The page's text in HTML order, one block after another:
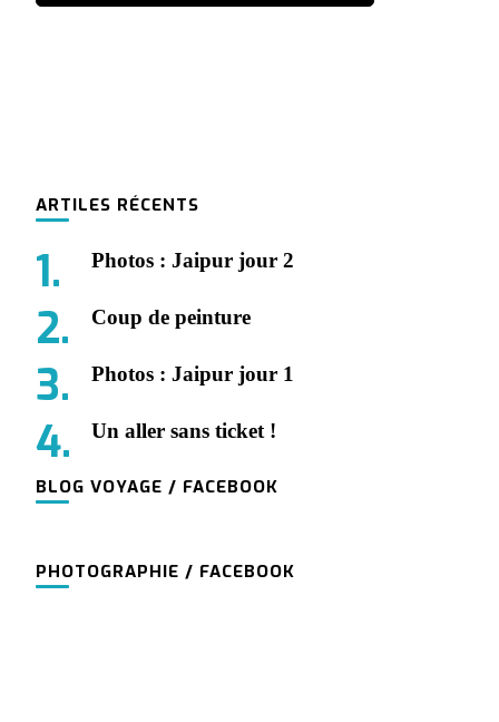
ARTILES RÉCENTS
Photos : Jaipur jour 2
Coup de peinture
Photos : Jaipur jour 1
Un aller sans ticket !
BLOG VOYAGE / FACEBOOK
PHOTOGRAPHIE / FACEBOOK